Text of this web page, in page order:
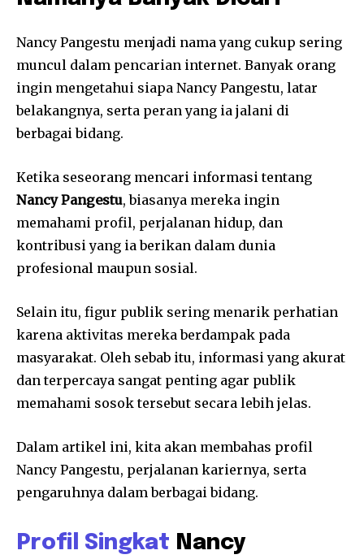
Nancy Pangestu menjadi nama yang cukup sering
muncul dalam pencarian internet. Banyak orang
ingin mengetahui siapa Nancy Pangestu, latar
belakangnya, serta peran yang ia jalani di
berbagai bidang.
Ketika seseorang mencari informasi tentang
Nancy Pangestu, biasanya mereka ingin
memahami profil, perjalanan hidup, dan
kontribusi yang ia berikan dalam dunia
profesional maupun sosial.
Selain itu, figur publik sering menarik perhatian
karena aktivitas mereka berdampak pada
masyarakat. Oleh sebab itu, informasi yang akurat
dan terpercaya sangat penting agar publik
memahami sosok tersebut secara lebih jelas.
Dalam artikel ini, kita akan membahas profil
Nancy Pangestu, perjalanan kariernya, serta
pengaruhnya dalam berbagai bidang.
Profil Singkat Nancy